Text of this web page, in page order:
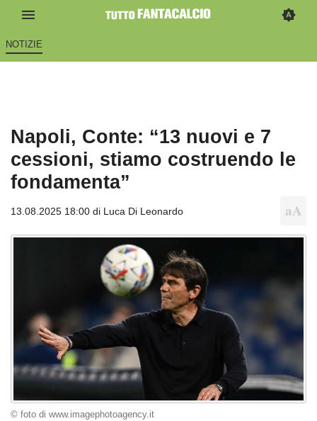
NOTIZIE
Napoli, Conte: “13 nuovi e 7
cessioni, stiamo costruendo le
fondamenta”
13.08.2025 18:00 di Luca Di Leonardo
© foto di www.imagephotoagency.it